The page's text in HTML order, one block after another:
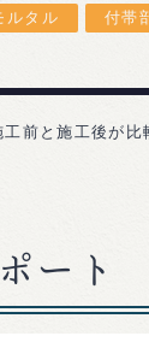
ルタル 付帯
前と施工後が比
ート